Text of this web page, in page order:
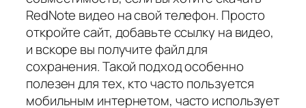
RedNote видео на свой телефон. Просто
откройте сайт, добавьте ссылку на видео,
и вскоре вы получите файл для
сохранения. Такой подход особенно
полезен для тех, кто часто пользуется
мобильным интернетом, часто использует